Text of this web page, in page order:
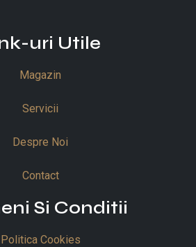
uri Utile
Magazin
Servicii
Despre Noi
Contact
Si Conditii
Politica Cookies